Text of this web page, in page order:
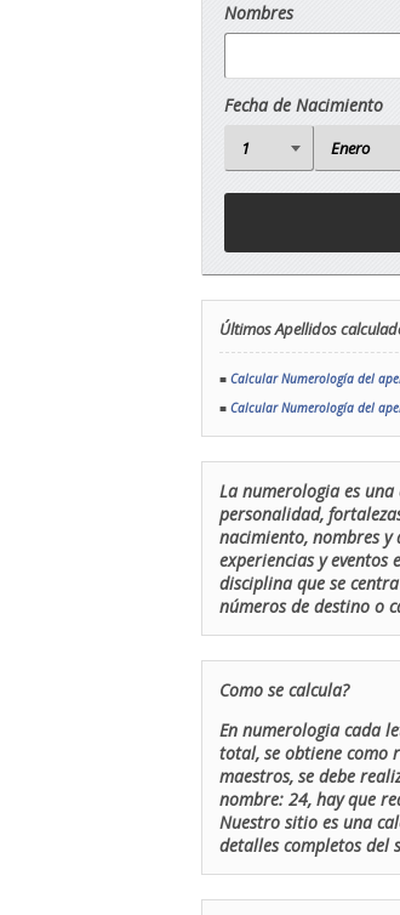
Nombres
Fecha de Nacimiento
Últimos Apellidos
■ Calcular Numerología del
■ Calcular Numerología del
La numerologia es
personalidad,
nacimiento, nombres y
experiencias y eventos
disciplina que se
números de destino o
Como se calcula?
En numerologia cada
total, se obtiene como
maestros, se debe
nombre: 24, hay que
Nuestro sitio es una
detalles completos del